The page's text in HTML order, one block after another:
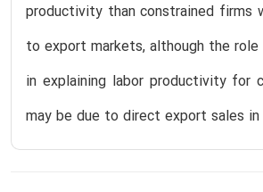
productivity than constrained firms
to export markets, although the
in explaining labor productivity for
may be due to direct export sales